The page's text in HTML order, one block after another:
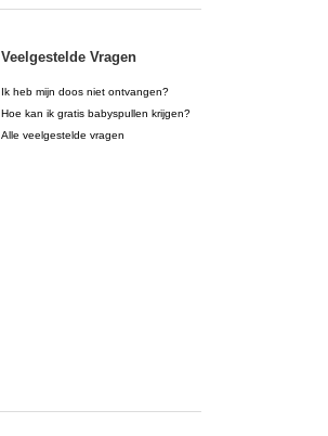
Veelgestelde Vragen
Ik heb mijn doos niet ontvangen?
Hoe kan ik gratis babyspullen krijgen?
Alle veelgestelde vragen